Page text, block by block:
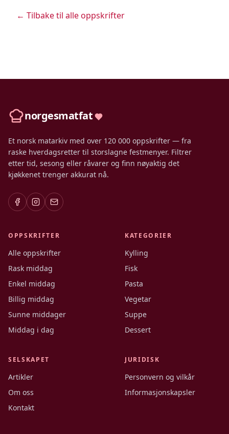
← Tilbake til alle oppskrifter
norgesmatfat
Et norsk matarkiv med over 120 000 oppskrifter — fra
raske hverdagsretter til storslagne festmenyer. Filtrer
etter tid, sesong eller råvarer og finn nøyaktig det
kjøkkenet trenger akkurat nå.
OPPSKRIFTER
Alle oppskrifter
Rask middag
Enkel middag
Billig middag
Sunne middager
Middag i dag
KATEGORIER
Kylling
Fisk
Pasta
Vegetar
Suppe
Dessert
SELSKAPET
Artikler
Om oss
Kontakt
JURIDISK
Personvern og vilkår
Informasjonskapsler